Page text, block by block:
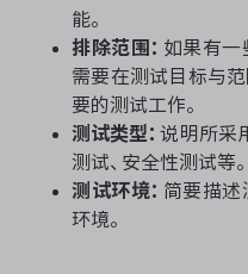
能。
排除范围： 如果有一
需要在测试目标与
要的测试工作。
测试类型：说明所采
测试、安全性测试等。
测试环境： 简要描述
环境。